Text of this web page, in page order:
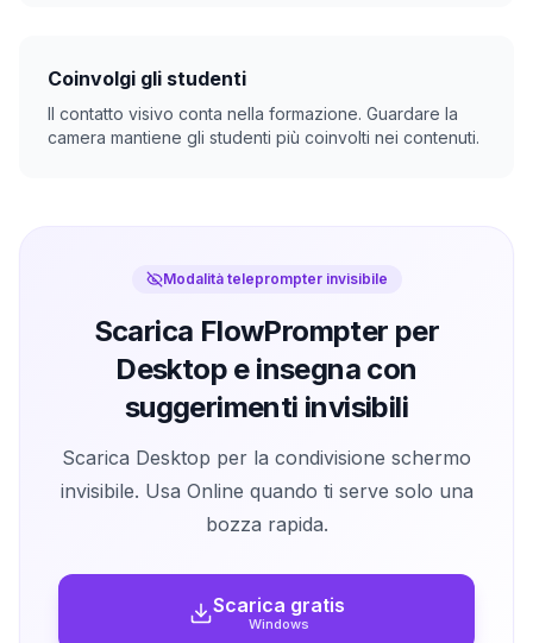
Coinvolgi gli studenti
Il contatto visivo conta nella formazione. Guardare la
camera mantiene gli studenti più coinvolti nei contenuti.
Modalità teleprompter invisibile
Scarica FlowPrompter per
Desktop e insegna con
suggerimenti invisibili
Scarica Desktop per la condivisione schermo
invisibile. Usa Online quando ti serve solo una
bozza rapida.
Scarica gratis
Windows